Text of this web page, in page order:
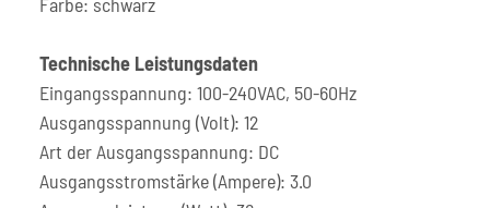
Technische Leistungsdaten
Eingangsspannung: 100-240VAC, 50-60Hz
Ausgangsspannung (Volt): 12
Art der Ausgangsspannung: DC
Ausgangsstromstärke (Ampere): 3.0